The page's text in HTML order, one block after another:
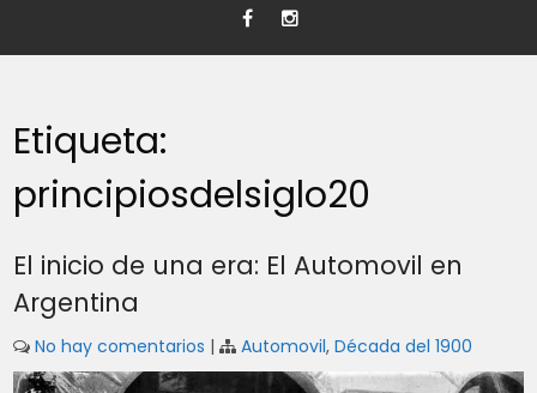
Etiqueta:
principiosdelsiglo20
El inicio de una era: El Automovil en
Argentina
No hay comentarios | Automovil,Década del 1900